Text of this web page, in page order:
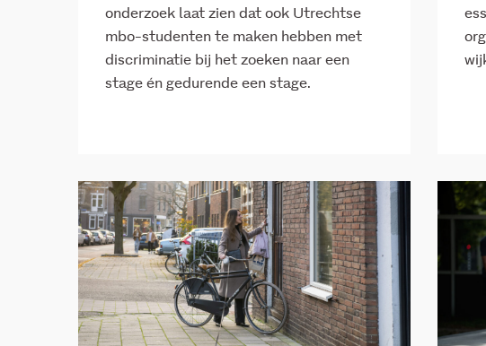
onderzoek laat zien dat ook Utrechtse
mbo-studenten te maken hebben met
discriminatie bij het zoeken naar een
stage én gedurende een stage.